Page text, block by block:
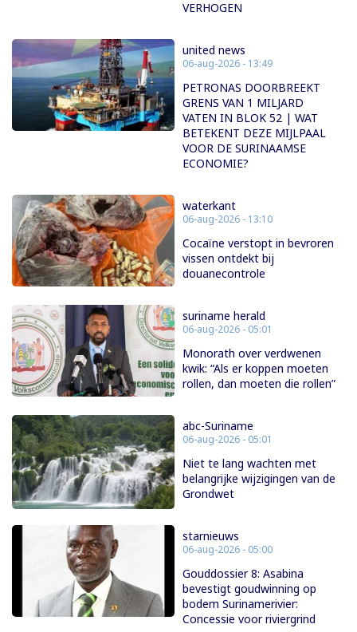
VERHOGEN
united news
06-aug-2026 - 13:49
PETRONAS DOORBREEKT
GRENS VAN 1 MILJARD
VATEN IN BLOK 52 | WAT
BETEKENT DEZE MIJLPAAL
VOOR DE SURINAAMSE
ECONOMIE?
waterkant
06-aug-2026 - 13:10
Cocaïne verstopt in bevroren
vissen ontdekt bij
douanecontrole
suriname herald
06-aug-2026 - 05:01
Monorath over verdwenen
kwik: “Als er koppen moeten
rollen, dan moeten die rollen”
abc-Suriname
06-aug-2026 - 05:01
Niet te lang wachten met
belangrijke wijzigingen van de
Grondwet
starnieuws
06-aug-2026 - 05:00
Gouddossier 8: Asabina
bevestigt goudwinning op
bodem Surinamerivier:
Concessie voor riviergrind